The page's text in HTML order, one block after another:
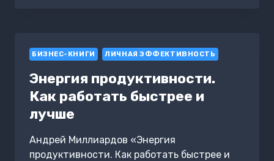
БИЗНЕС-КНИГИ ЛИЧНАЯ ЭФФЕКТИВНОСТЬ
Энергия продуктивности.
Как работать быстрее и
лучше
Андрей Миллиардов «Энергия
продуктивности. Как работать быстрее и